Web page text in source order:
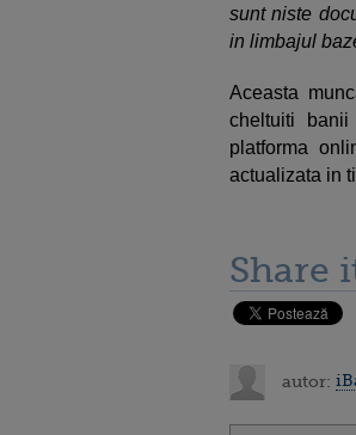
sunt niste
in limbajul
Aceasta
cheltuiti
platforma
actualizata in
Share
autor: